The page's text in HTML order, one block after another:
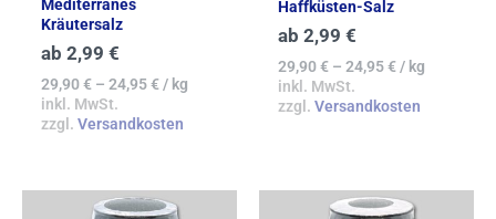
Mediterranes
Kräutersalz
ab 2,99 €
29,90€– 24,95€/ kg
inkl. MwSt.
zzgl. Versandkosten
Haffküsten-Salz
ab 2,99 €
29,90€– 24,95€/ kg
inkl. MwSt.
zzgl. Versandkosten